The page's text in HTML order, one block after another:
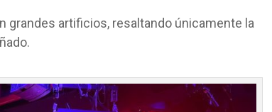
grandes artificios, resaltando únicamente la